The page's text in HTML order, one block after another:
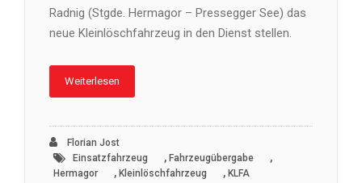
Radnig (Stgde. Hermagor – Pressegger See) das
neue Kleinlöschfahrzeug in den Dienst stellen.
Weiterlesen
Florian Jost
Einsatzfahrzeug
, Fahrzeugübergabe ,
Hermagor , Kleinlöschfahrzeug , KLFA